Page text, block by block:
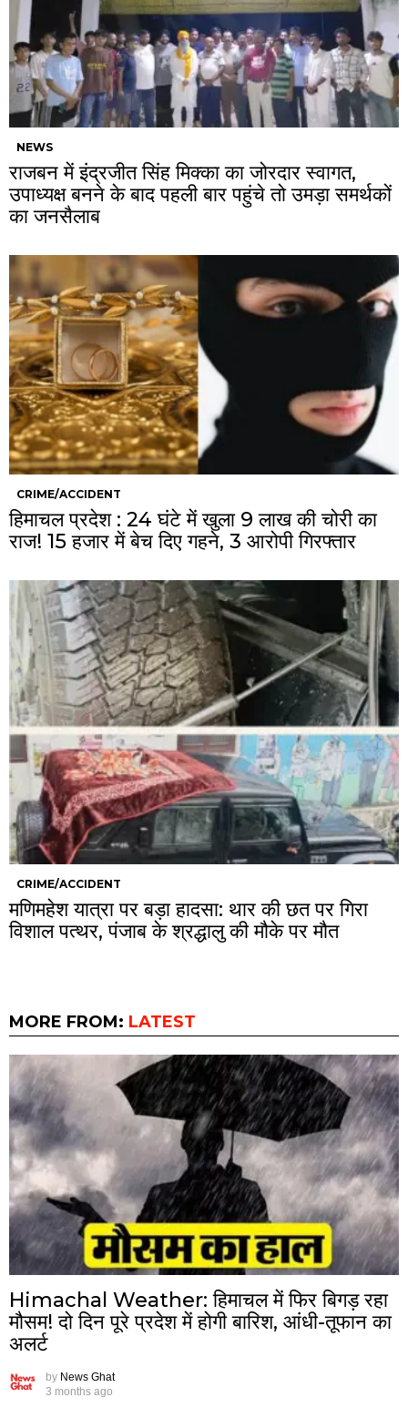
NEWS
राजबन में इंद्रजीत सिंह मिक्का का जोरदार स्वागत,
उपाध्यक्ष बनने के बाद पहली बार पहुंचे तो उमड़ा समर्थकों
का जनसैलाब
CRIME/ACCIDENT
हिमाचल प्रदेश : 24 घंटे में खुला 9 लाख की चोरी का
राज! 15 हजार में बेच दिए गहने, 3 आरोपी गिरफ्तार
CRIME/ACCIDENT
मणिमहेश यात्रा पर बड़ा हादसा: थार की छत पर गिरा
विशाल पत्थर, पंजाब के श्रद्धालु की मौके पर मौत
MORE FROM: LATEST
Himachal Weather: हिमाचल में फिर बिगड़ रहा
मौसम! दो दिन पूरे प्रदेश में होगी बारिश, आंधी-तूफान का
अलर्ट
by News Ghat
3 months ago